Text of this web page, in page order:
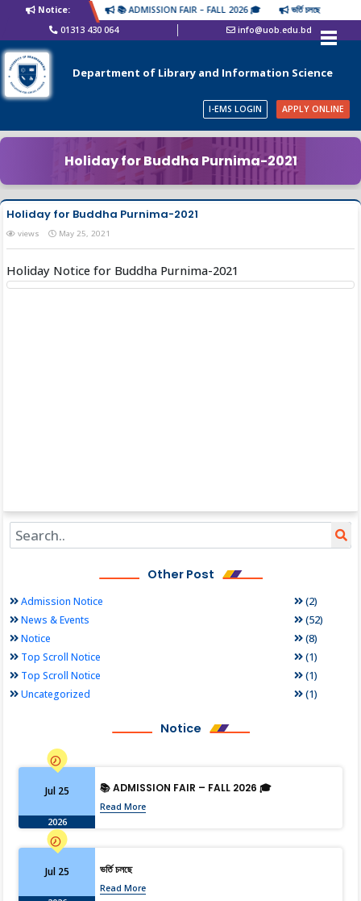
Notice: 📚 ADMISSION FAIR – FALL 2026 🎓
ভর্তি চলছে
01313 430 064
info@uob.edu.bd
Department of Library and Information Science
I-EMS LOGIN APPLY ONLINE
Holiday for Buddha Purnima-2021
Holiday for Buddha Purnima-2021
views May 25, 2021
Holiday Notice for Buddha Purnima-2021
Other Post
Admission Notice (2)
News & Events (52)
Notice (8)
Top Scroll Notice (1)
Top Scroll Notice (1)
Uncategorized (1)
Notice
Jul 25
2026
📚 ADMISSION FAIR – FALL 2026 🎓
Read More
Jul 25 ভর্তি চলছে
Read More